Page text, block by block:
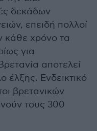
δεκάδων
επειδή πολλοί
κάθε χρόνο τα
για
αποτελεί
έλξης. Ενδεικτικό
βρετανικών
τους 300